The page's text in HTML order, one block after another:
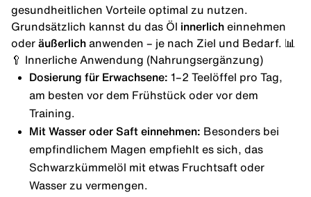
gesundheitlichen Vorteile optimal zu nutzen.
Grundsätzlich kannst du das Öl innerlich einnehmen
oder äußerlich anwenden – je nach Ziel und Bedarf. 📊
🥄 Innerliche Anwendung (Nahrungsergänzung)
Dosierung für Erwachsene: 1–2 Teelöffel pro Tag,
am besten vor dem Frühstück oder vor dem
Training.
Mit Wasser oder Saft einnehmen: Besonders bei
empfindlichem Magen empfiehlt es sich, das
Schwarzkümmelöl mit etwas Fruchtsaft oder
Wasser zu vermengen.